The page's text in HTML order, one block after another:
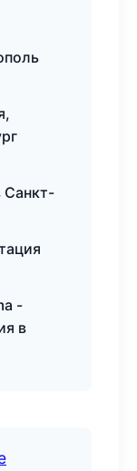
Санкт-
-
в